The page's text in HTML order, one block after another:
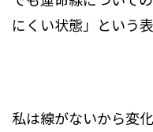
にくい状態」という
私は線がないから変